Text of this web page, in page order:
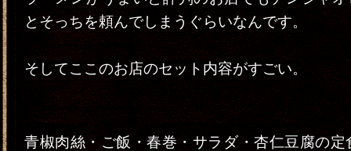
とそっちを頼んでしまうぐらいなんです。
そしてここのお店のセット内容がすごい。
青椒肉絲・ご飯・春巻・サラダ・杏仁豆腐の定